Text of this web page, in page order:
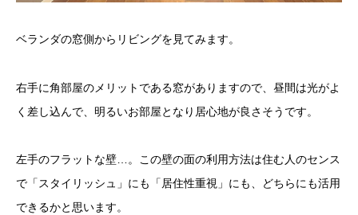
ベランダの窓側からリビングを見てみます。
右手に角部屋のメリットである窓がありますので、昼間は光がよ
く差し込んで、明るいお部屋となり居心地が良さそうです。
左手のフラットな壁…。この壁の面の利用方法は住む人のセンス
で「スタイリッシュ」にも「居住性重視」にも、どちらにも活用
できるかと思います。